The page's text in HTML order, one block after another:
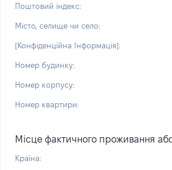
Поштовий індекс:
Місто, селище чи село:
[Конфіденційна Інформація]:
Номер будинку:
Номер корпусу:
Номер квартири:
Місце фактичного проживання
Країна: